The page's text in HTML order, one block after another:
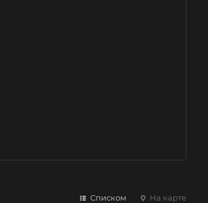
Списком На карте